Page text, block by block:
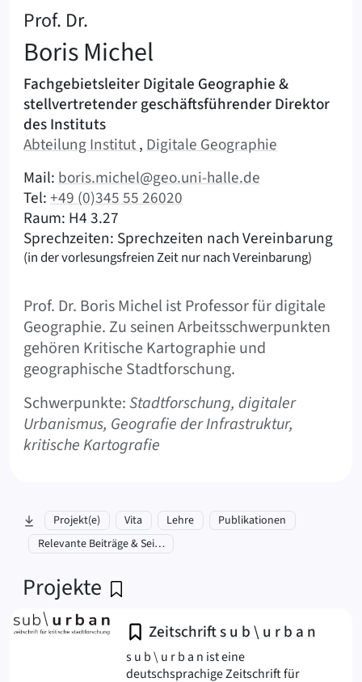
Prof. Dr.
BorisMichel
Aufgabengebiete & Verantwortlichkeiten
Fachgebietsleiter Digitale Geographie &
stellvertretender geschäftsführender Direktor
des Instituts
Abteilung:
Abteilung Institut, Abteilung:
Digitale Geographie
Kontaktmöglichkeiten (Michel, Boris)
Mail:boris.michel@geo.uni-halle.de
Tel:+49 (0)345 55 26020
|Raum: H4 3.27
Sprechzeiten: Sprechzeiten nach Vereinbarung
(in der vorlesungsfreien Zeit nur nach Vereinbarung)
Kurzinfo
Prof. Dr. Boris Michel ist Professor für digitale
Geographie. Zu seinen Arbeitsschwerpunkten
gehören Kritische Kartographie und
geographische Stadtforschung.
Schwerpunkte:Stadtforschung, digitaler
Urbanismus, Geografie der Infrastruktur,
kritische Kartografie
zu Abschnitt springen:
Projekt(e) Vita Lehre
Publikationen
Relevante Beiträge & Seiten
Projekte
Zeitschrift s u b \ u r b a n
s u b \ u r b a n ist eine
deutschsprachige Zeitschrift für